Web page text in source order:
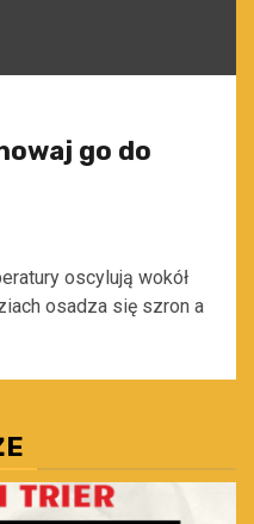
go do
oscylują wokół
osadza się szron a